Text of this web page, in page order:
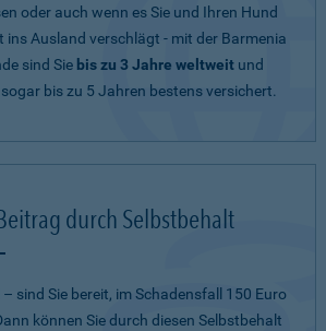
oder auch wenn es Sie und Ihren Hund
ins Ausland verschlägt - mit der Barmenia
sind Sie bis zu 3 Jahre weltweit und
bis zu 5 Jahren bestens versichert.
durch Selbstbehalt
– sind Sie bereit, im Schadensfall 150 Euro
können Sie durch diesen Selbstbehalt